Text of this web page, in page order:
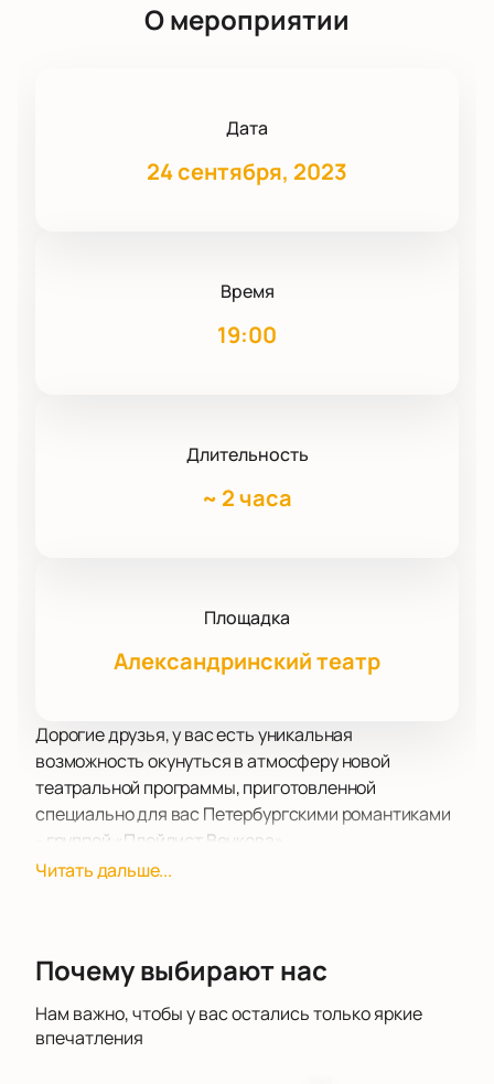
О мероприятии
Дата
24 сентября, 2023
Время
19:00
Длительность
~ 2 часа
Площадка
Александринский театр
Дорогие друзья, у вас есть уникальная
возможность окунуться в атмосферу новой
театральной программы, приготовленной
специально для вас Петербургскими романтиками
- группой «Плейлист Венкова».
24 сентября в самом сердце Петербурга, на Новой
«вечная ночь» уже успел пробудить жажду
четвертый участник группы - клавишник Илья
Рогачевский.
Читать дальше...
Почему выбирают нас
Нам важно, чтобы у вас остались только яркие
впечатления